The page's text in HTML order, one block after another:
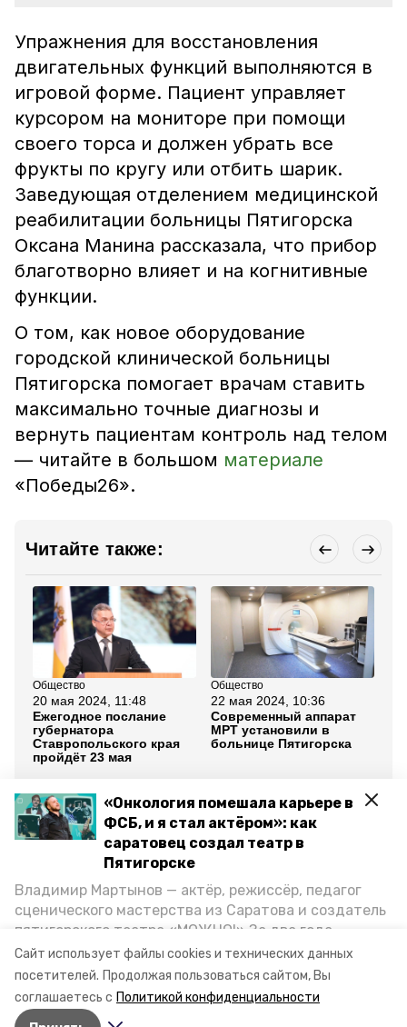
Сайт использует файлы cookies и технических данных
посетителей. Продолжая пользоваться сайтом, Вы
соглашаетесь с Политикой конфиденциальности
«Онкология помешала карьере в
ФСБ, и я стал актёром»: как
саратовец создал театр в
Пятигорске
Владимир Мартынов — актёр, режиссёр, педагог
сценического мастерства из Саратова и создатель
пятигорского театра «МОЖНО!» За два года
существования театр выпустил восемь спектаклей,
впереди — новые премьеры. О том, как стал
артистом, попал в Пятигорск и собрал труппу,
режиссёр рассказал корреспонденту «Портала
Упражнения для восстановления
двигательных функций выполняются в
игровой форме. Пациент управляет
курсором на мониторе при помощи
своего торса и должен убрать все
фрукты по кругу или отбить шарик.
Заведующая отделением медицинской
реабилитации больницы Пятигорска
Оксана Манина рассказала, что прибор
благотворно влияет и на когнитивные
функции.
О том, как новое оборудование
городской клинической больницы
Пятигорска помогает врачам ставить
максимально точные диагнозы и
вернуть пациентам контроль над телом
— читайте в большом материале
«Победы26».
Читайте также:
Общество
20 мая 2024, 11:48
Ежегодное послание
губернатора
Ставропольского края
пройдёт 23 мая
Общество
22 мая 2024, 10:36
Современный аппарат
МРТ установили в
больнице Пятигорска
Все новости
ставропольский край
медицинское оборудование
губернатор владимир владимиров